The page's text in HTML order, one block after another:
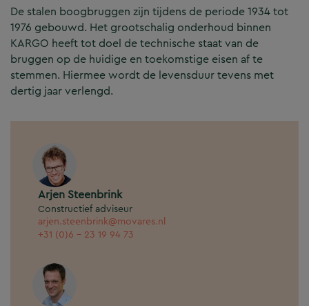
De stalen boogbruggen zijn tijdens de periode 1934 tot
1976 gebouwd. Het grootschalig onderhoud binnen
KARGO heeft tot doel de technische staat van de
bruggen op de huidige en toekomstige eisen af te
stemmen. Hiermee wordt de levensduur tevens met
dertig jaar verlengd.
Arjen Steenbrink
Constructief adviseur
arjen.steenbrink@movares.nl
+31 (0)6 - 23 19 94 73